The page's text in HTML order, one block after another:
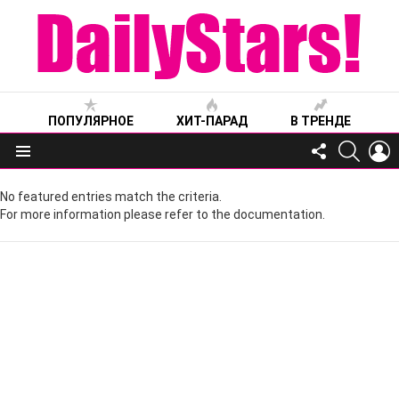
ПОПУЛЯРНОЕ ХИТ-ПАРАД В ТРЕНДЕ
Меню
FOLLOW
US
No featured entries match the criteria.
For more information please refer to the documentation.